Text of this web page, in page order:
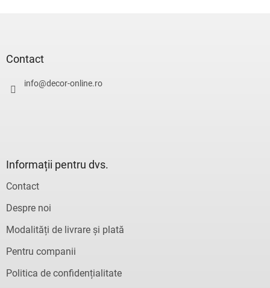
Contact
info@decor-online.ro
Informații pentru dvs.
Contact
Despre noi
Modalități de livrare și plată
Pentru companii
Politica de confidențialitate